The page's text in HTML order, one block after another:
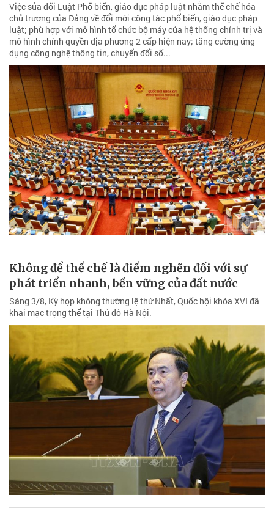
Việc sửa đổi Luật Phổ biến, giáo dục pháp luật nhằm thể chế hóa
chủ trương của Đảng về đổi mới công tác phổ biến, giáo dục pháp
luật; phù hợp với mô hình tổ chức bộ máy của hệ thống chính trị và
mô hình chính quyền địa phương 2 cấp hiện nay; tăng cường ứng
dụng công nghệ thông tin, chuyển đổi số...
Không để thể chế là điểm nghẽn đối với sự
phát triển nhanh, bền vững của đất nước
Sáng 3/8, Kỳ họp không thường lệ thứ Nhất, Quốc hội khóa XVI đã
khai mạc trọng thể tại Thủ đô Hà Nội.